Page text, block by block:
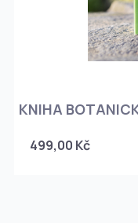
KNIHA
499,00 Kč